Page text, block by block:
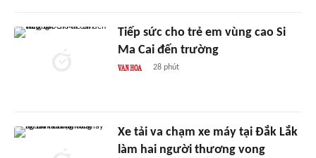
Tiếp sức cho trẻ em vùng cao Si
Ma Cai đến trường
28 phút
Xe tải va chạm xe máy tại Đắk Lắk
làm hai người thương vong